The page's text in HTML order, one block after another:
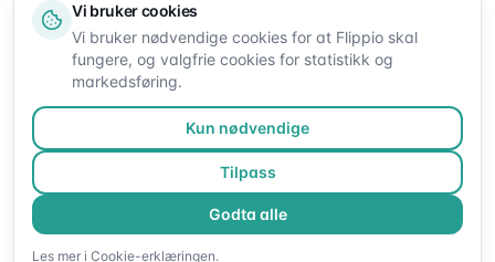
Om oss
Kontakt oss
©2026Flippio. Alle rettigheter reservert.
Vi bruker cookies
Vi bruker nødvendige cookies for at Flippio skal
fungere, og valgfrie cookies for statistikk og
markedsføring.
Kun nødvendige
Tilpass
Godta alle
Les mer i Cookie-erklæringen.